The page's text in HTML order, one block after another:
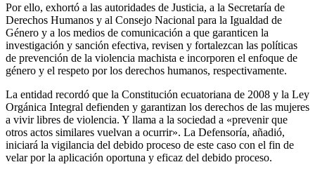
Por ello, exhortó a las autoridades de Justicia, a la Secretaría de
Derechos Humanos y al Consejo Nacional para la Igualdad de
Género y a los medios de comunicación a que garanticen la
investigación y sanción efectiva, revisen y fortalezcan las políticas
de prevención de la violencia machista e incorporen el enfoque de
género y el respeto por los derechos humanos, respectivamente.
La entidad recordó que la Constitución ecuatoriana de 2008 y la Ley
Orgánica Integral defienden y garantizan los derechos de las mujeres
a vivir libres de violencia. Y llama a la sociedad a «prevenir que
otros actos similares vuelvan a ocurrir». La Defensoría, añadió,
iniciará la vigilancia del debido proceso de este caso con el fin de
velar por la aplicación oportuna y eficaz del debido proceso.